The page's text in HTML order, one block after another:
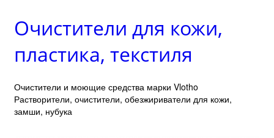
Очистители для кожи,
пластика, текстиля
Очистители и моющие средства марки Vlotho
Растворители, очистители, обезжириватели для кожи,
замши, нубука